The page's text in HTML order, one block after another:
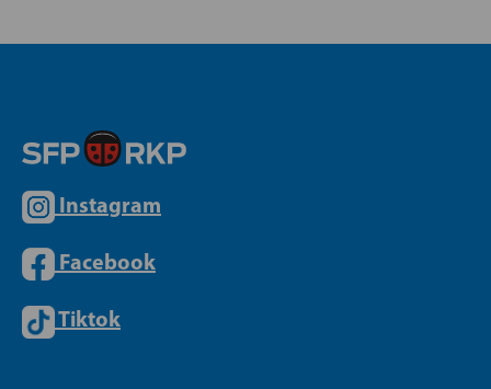
Instagram
Facebook
Tiktok